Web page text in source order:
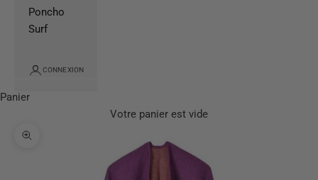
Poncho
Surf
CONNEXION
Panier
Votre panier est vide
Zoomer sur l'image